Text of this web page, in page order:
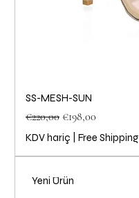
SS-MESH-SUN
Normal Fiyat
€220,00 İndirimli Fiyat
€198,00
KDV hariç Free Shipping
Yeni Ürün